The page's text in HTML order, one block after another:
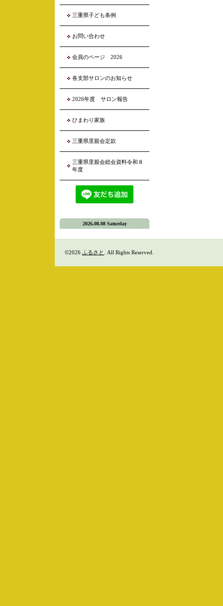
三重県子ども条例
お問い合わせ
会員のページ 2026
各支部サロンのお知らせ
2026年度 サロン報告
ひまわり家族
三重県里親会定款
三重県里親会総会資料令和８
年度
2026.08.08 Saturday
©2026 ふるさと . All Rights Reserved.